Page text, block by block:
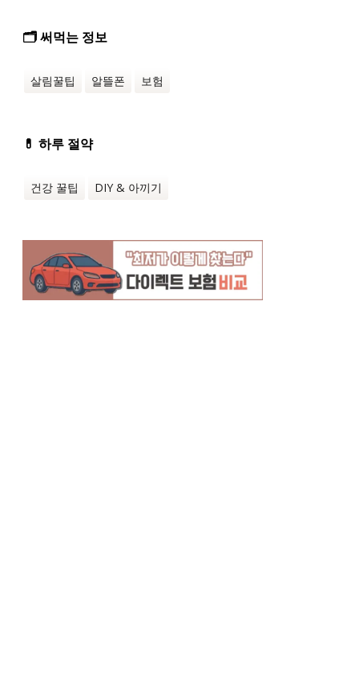
🗂️ 써먹는 정보
살림꿀팁 알뜰폰 보험
💊 하루 절약
건강 꿀팁 DIY & 아끼기